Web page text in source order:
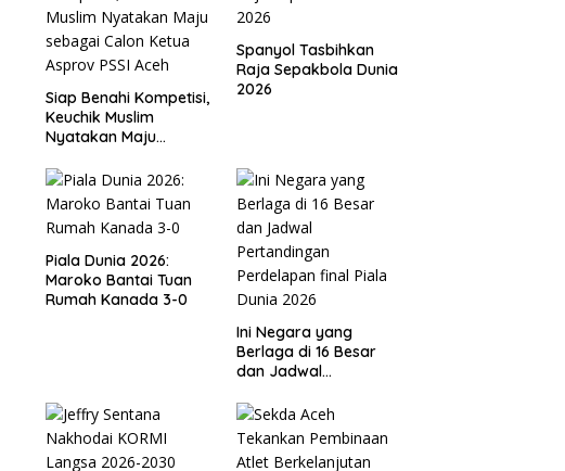
Siap Benahi Kompetisi,
Keuchik Muslim
Nyatakan Maju
Asprov PSSI Aceh
Spanyol Tasbihkan
Raja Sepakbola Dunia
2026
Piala Dunia 2026:
Maroko Bantai Tuan
Rumah Kanada 3-0
Ini Negara yang
Berlaga di 16 Besar
dan Jadwal
Perdelapan final Piala
Dunia 2026